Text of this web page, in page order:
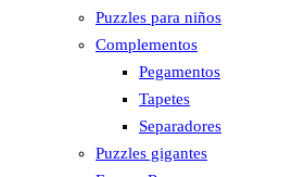
Puzzles para niños
Complementos
Pegamentos
Tapetes
Separadores
Puzzles gigantes